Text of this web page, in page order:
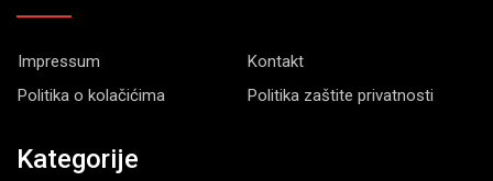
Impressum
Kontakt
Politika o kolačićima
Politika zaštite privatnosti
Kategorije